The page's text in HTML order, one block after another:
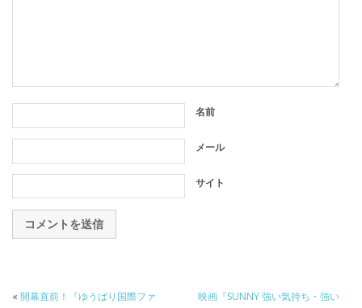
名前
メール
サイト
« 開幕直前！『ゆうばり国際ファ
映画『SUNNY 強い気持ち・強い